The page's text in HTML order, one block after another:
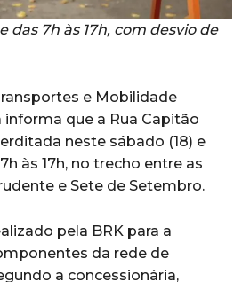
das 7h às 17h, com desvio de
e Mobilidade
informa que a Rua Capitão
neste sábado (18) e
às 17h, no trecho entre as
e Sete de Setembro.
pela BRK para a
da rede de
a concessionária,